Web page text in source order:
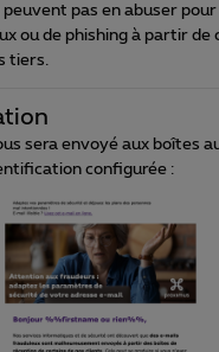
pas en abuser
ou de phishing à partir de
tiers.
sera envoyé aux boîtes
configurée :